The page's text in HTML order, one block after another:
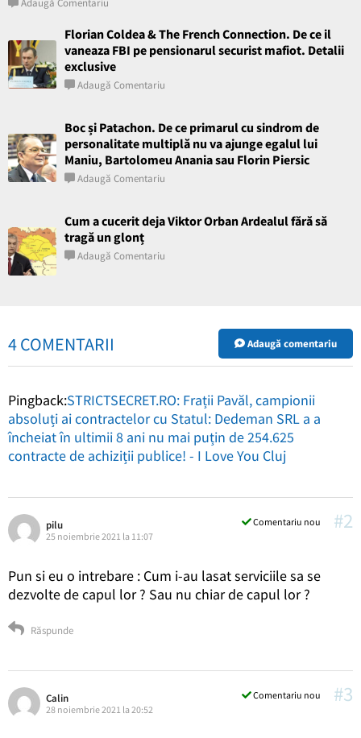
Florian Coldea & The French Connection. De ce il
vaneaza FBI pe pensionarul securist mafiot. Detalii
exclusive
Adaugă Comentariu
Boc și Patachon. De ce primarul cu sindrom de
personalitate multiplă nu va ajunge egalul lui
Maniu, Bartolomeu Anania sau Florin Piersic
Adaugă Comentariu
Cum a cucerit deja Viktor Orban Ardealul fără să
tragă un glonț
Adaugă Comentariu
4 COMENTARII Adaugă comentariu
Pingback:STRICTSECRET.RO: Frații Pavăl, campionii
absoluți ai contractelor cu Statul: Dedeman SRL a a
încheiat în ultimii 8 ani nu mai puțin de 254.625
contracte de achiziții publice! - I Love You Cluj
#2
Comentariu nou
pilu
25 noiembrie 2021 la 11:07
Pun si eu o intrebare : Cum i-au lasat serviciile sa se
dezvolte de capul lor ? Sau nu chiar de capul lor ?
Răspunde
#3
Comentariu nou
Calin
28 noiembrie 2021 la 20:52